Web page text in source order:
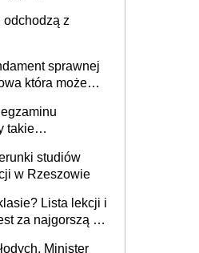
tys. zł
odchodzą z
sprawnej
która może
takie
studiów
w Rzeszowie
Lista lekcji i
za najgorszą -
Minister